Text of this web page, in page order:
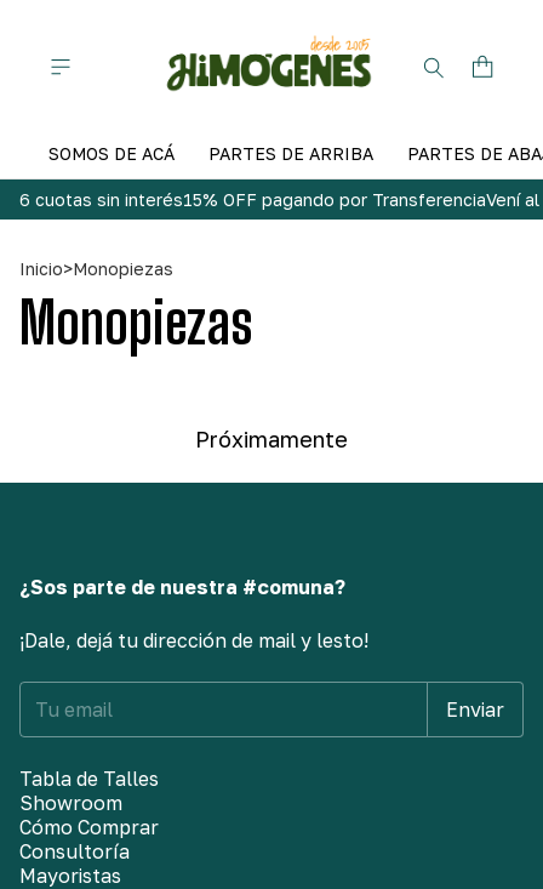
SOMOS DE ACÁ PARTES DE ARRIBA PARTES DE
6 cuotas sin interés15% OFF pagando por TransferenciaVení
Inicio>Monopiezas
Monopiezas
Próximamente
¿Sos parte de nuestra #comuna?
¡Dale, dejá tu dirección de mail y lesto!
Tabla de Talles
Showroom
Cómo Comprar
Consultoría
Mayoristas